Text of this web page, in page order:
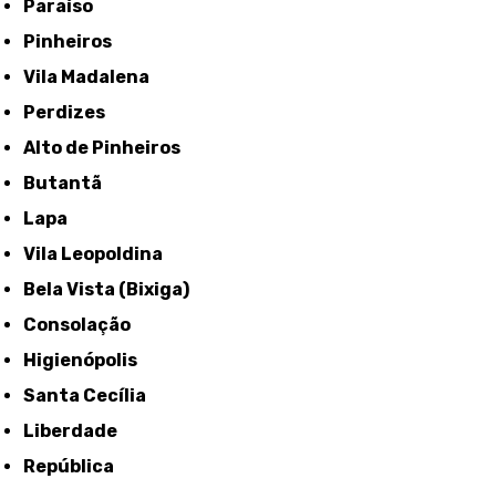
Paraíso
Pinheiros
Vila Madalena
Perdizes
Alto de Pinheiros
Butantã
Lapa
Vila Leopoldina
Bela Vista (Bixiga)
Consolação
Higienópolis
Santa Cecília
Liberdade
República